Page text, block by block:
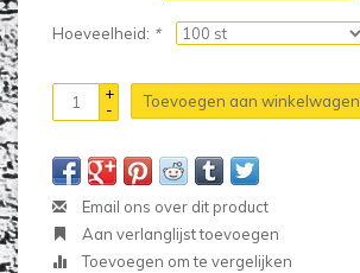
Hoeveelheid: *
+
-
Toevoegen aan winkelwagen
Email ons over dit product
Aan verlanglijst toevoegen
Toevoegen om te vergelijken